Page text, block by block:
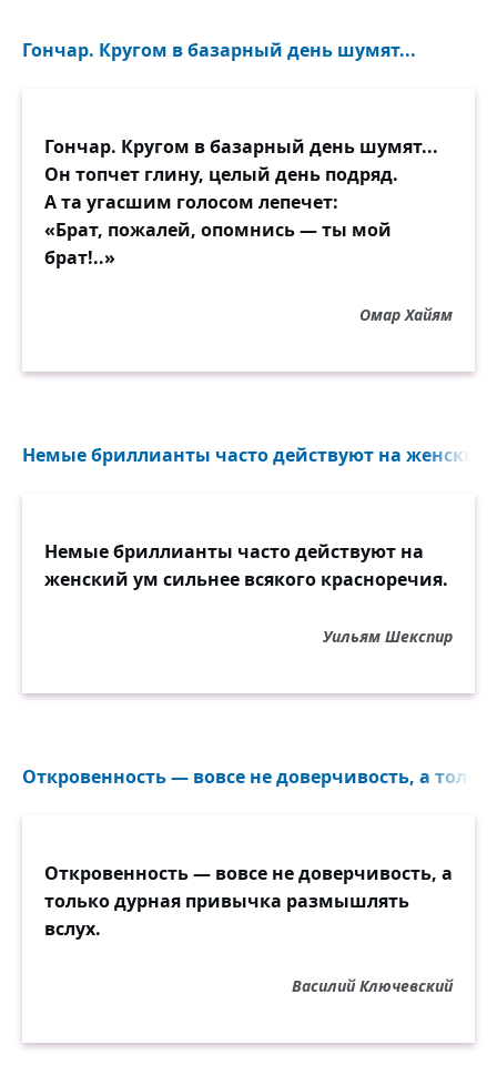
Гончар. Кругом в базарный день шумят...
Гончар. Кругом в базарный день шумят...
Он топчет глину, целый день подряд.
А та угасшим голосом лепечет:
«Брат, пожалей, опомнись — ты мой
брат!..»
Омар Хайям
Немые бриллианты часто действуют на женский
Немые бриллианты часто действуют на
женский ум сильнее всякого красноречия.
Уильям Шекспир
Откровенность — вовсе не доверчивость, а
Откровенность — вовсе не доверчивость, а
только дурная привычка размышлять
вслух.
Василий Ключевский